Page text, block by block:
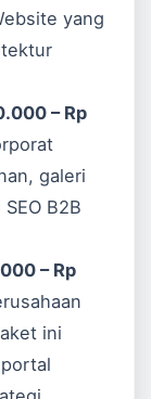
yang
– Rp
galeri
B2B
– Rp
ini